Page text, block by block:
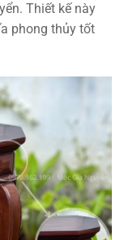
Thiết kế này
phong thủy tốt